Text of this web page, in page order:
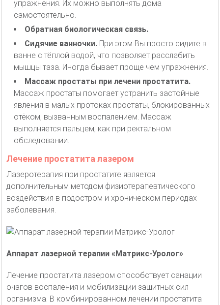
упражнения. Их можно выполнять дома
самостоятельно.
Обратная биологическая связь.
Сидячие ванночки. При этом Вы просто сидите в
ванне с тёплой водой, что позволяет расслабить
мышцы таза. Иногда бывает проще чем упражнения.
Массаж простаты при лечени простатита.
Массаж простаты помогает устранить застойные
явления в малых протоках простаты, блокированных
отёком, вызванным воспалением. Массаж
выполняется пальцем, как при ректальном
обследовании.
Лечение простатита лазером
Лазеротерапия при простатите является
дополнительным методом физиотерапевтического
воздействия в подостром и хроническом периодах
заболевания.
Аппарат лазерной терапии «Матрикс-Уролог»
Лечение простатита лазером способствует санации
очагов воспаления и мобилизации защитных сил
организма. В комбинированном лечении простатита